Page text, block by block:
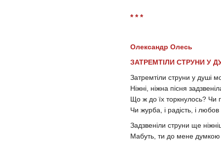
* * *
Олександр Олесь
ЗАТРЕМТІЛИ СТРУНИ У
Затремтіли струни у душі
Ніжні, ніжна пісня
Що ж до їх торкнулось? Чи
Чи журба, і радість, і
Задзвеніли струни ще
Мабуть, ти до мене